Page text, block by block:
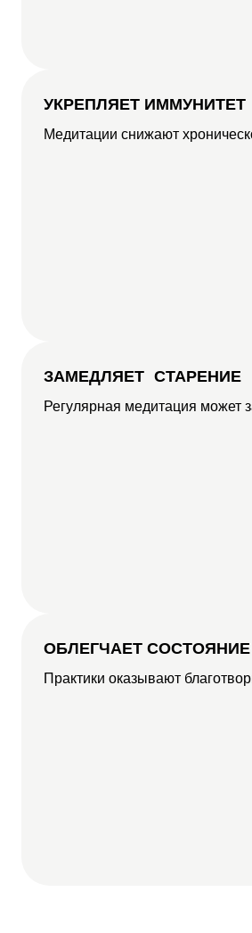
УКРЕПЛЯЕТ ИММУНИТЕТ
Медитации снижают
ЗАМЕДЛЯЕТ СТАРЕНИЕ
Регулярная медитация может
ОБЛЕГЧАЕТ СОСТОЯНИЕ
Практики оказывают